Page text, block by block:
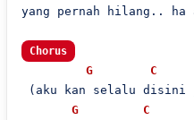
yang pernah hilang.. ha
Chorus
G C
(aku kan selalu disini
G
C